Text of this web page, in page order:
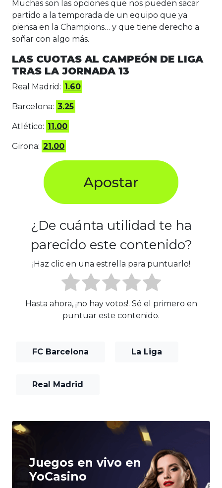
Muchas son las opciones que nos pueden sacar
partido a la temporada de un equipo que ya
piensa en la Champions… y que tiene derecho a
soñar con algo más.
LAS CUOTAS AL CAMPEÓN DE LIGA
TRAS LA JORNADA 13
Real Madrid: 1.60
Barcelona: 3.25
Atlético: 11.00
Girona: 21.00
¿De cuánta utilidad te ha
parecido este contenido?
¡Haz clic en una estrella para puntuarlo!
Hasta ahora, ¡no hay votos!. Sé el primero en
puntuar este contenido.
FC Barcelona La Liga
Real Madrid
Juegos en vivo en
YoCasino